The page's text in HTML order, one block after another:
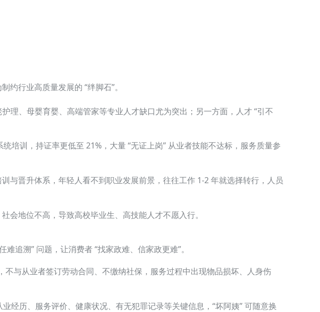
行业高质量发展的 “绊脚石”。
理、母婴育婴、高端管家等专业人才缺口尤为突出；另一方面，人才 “引不
培训，持证率更低至 21%，大量 “无证上岗” 从业者技能不达标，服务质量参
与晋升体系，年轻人看不到职业发展前景，往往工作 1-2 年就选择转行，人员
会地位不高，导致高校毕业生、高技能人才不愿入行。
追溯” 问题，让消费者 “找家政难、信家政更难”。
不与从业者签订劳动合同、不缴纳社保，服务过程中出现物品损坏、人身伤
经历、服务评价、健康状况、有无犯罪记录等关键信息，“坏阿姨” 可随意换